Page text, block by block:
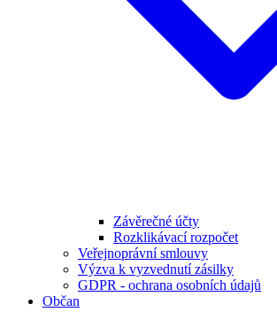
Závěrečné účty
Rozklikávací rozpočet
Veřejnoprávní smlouvy
Výzva k vyzvednutí zásilky
GDPR - ochrana osobních údajů
Občan